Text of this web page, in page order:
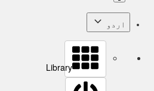
اردو
Library